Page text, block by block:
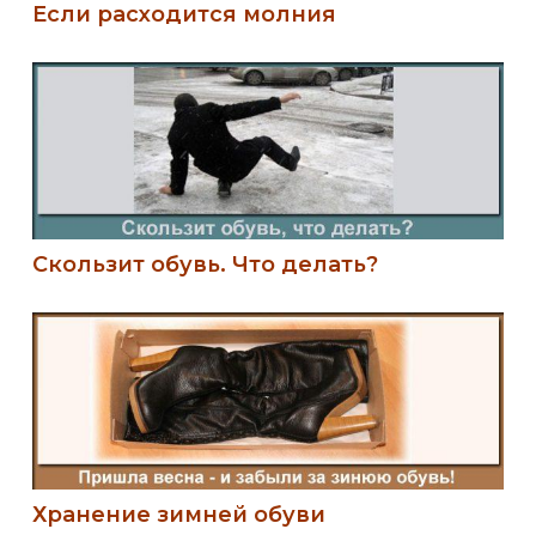
Если расходится молния
Скользит обувь. Что делать?
Хранение зимней обуви